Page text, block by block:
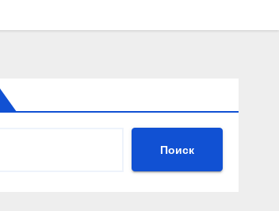
Поиск